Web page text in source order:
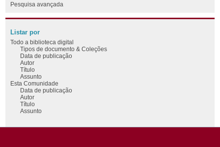
Pesquisa avançada
Listar por
Todo a biblioteca digital
Tipos de documento & Coleções
Data de publicação
Autor
Título
Assunto
Esta Comunidade
Data de publicação
Autor
Título
Assunto